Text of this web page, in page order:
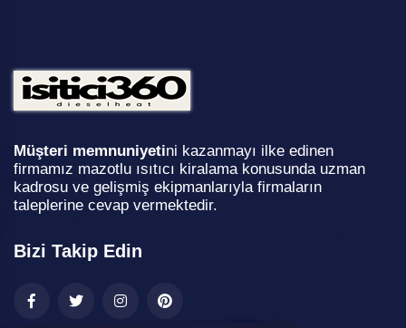
Müşteri memnuniyetini kazanmayı ilke edinen
firmamız mazotlu ısıtıcı kiralama konusunda uzman
kadrosu ve gelişmiş ekipmanlarıyla firmaların
taleplerine cevap vermektedir.
Bizi Takip Edin